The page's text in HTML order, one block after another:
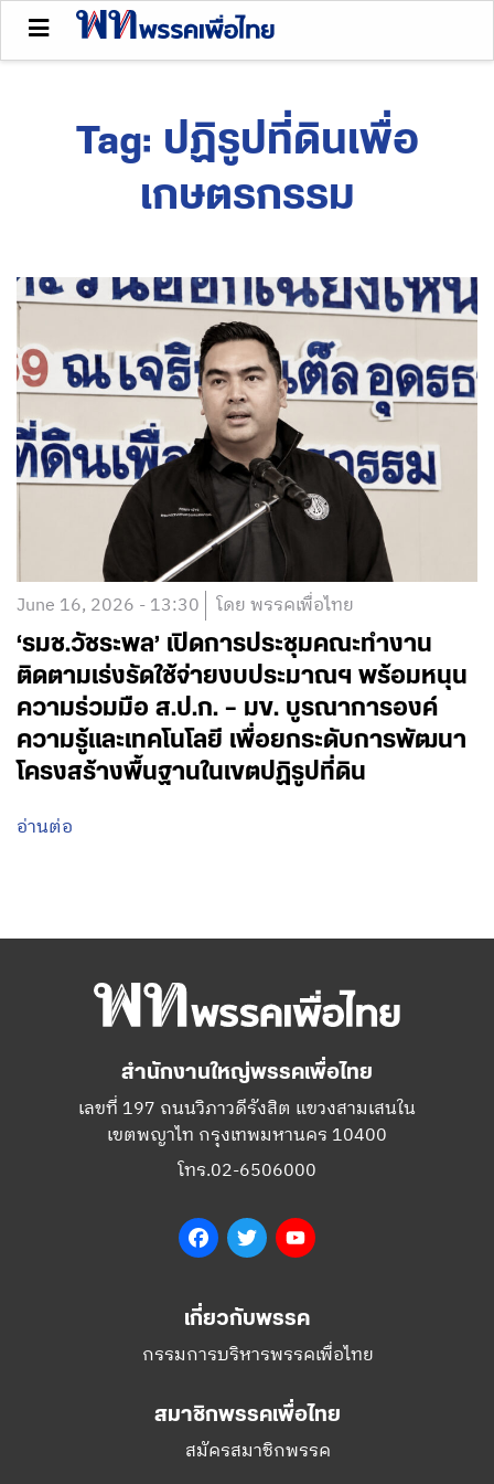
Tag: ปฏิรูปที่ดินเพื่อ
เกษตรกรรม
June 16, 2026 - 13:30 โดย พรรคเพื่อไทย
‘รมช.วัชระพล’ เปิดการประชุมคณะทำงาน
ติดตามเร่งรัดใช้จ่ายงบประมาณฯ พร้อมหนุน
ความร่วมมือ ส.ป.ก. – มข. บูรณาการองค์
ความรู้และเทคโนโลยี เพื่อยกระดับการพัฒนา
โครงสร้างพื้นฐานในเขตปฏิรูปที่ดิน
อ่านต่อ
สำนักงานใหญ่พรรคเพื่อไทย
เลขที่ 197 ถนนวิภาวดีรังสิต แขวงสามเสนใน
เขตพญาไท กรุงเทพมหานคร 10400
โทร.02-6506000
FacebookTwitter
เกี่ยวกับพรรค
กรรมการบริหารพรรคเพื่อไทย
สมาชิกพรรคเพื่อไทย
สมัครสมาชิกพรรค